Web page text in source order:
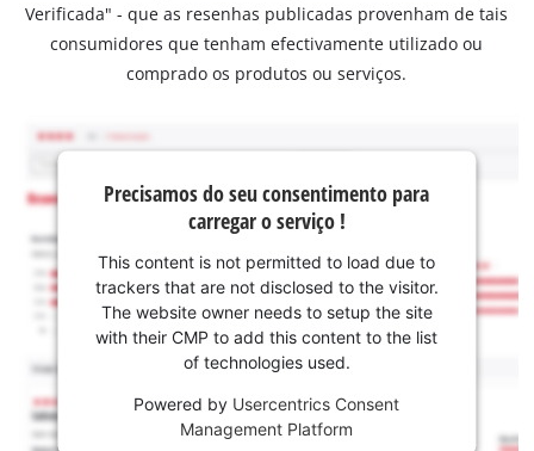
Verificada" - que as resenhas publicadas provenham de tais
consumidores que tenham efectivamente utilizado ou
comprado os produtos ou serviços.
Precisamos do seu consentimento para
carregar o serviço !
This content is not permitted to load due to
trackers that are not disclosed to the visitor.
The website owner needs to setup the site
with their CMP to add this content to the list
of technologies used.
Powered by Usercentrics Consent
Management Platform